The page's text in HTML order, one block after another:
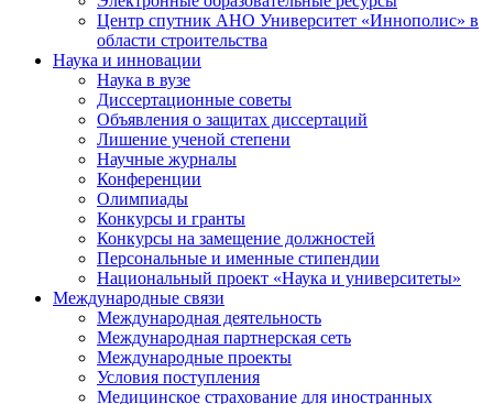
Центр спутник АНО Университет «Иннополис» в
области строительства
Наука и инновации
Наука в вузе
Диссертационные советы
Объявления о защитах диссертаций
Лишение ученой степени
Научные журналы
Конференции
Олимпиады
Конкурсы и гранты
Конкурсы на замещение должностей
Персональные и именные стипендии
Национальный проект «Наука и университеты»
Международные связи
Международная деятельность
Международная партнерская сеть
Международные проекты
Условия поступления
Медицинское страхование для иностранных